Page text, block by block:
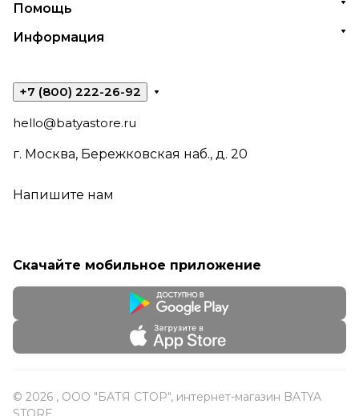
Помощь
Информация
+7 (800) 222-26-92
hello@batyastore.ru
г. Москва, Бережковская наб., д. 20
Напишите нам
Скачайте мобильное приложение
© 2026 , ООО "БАТЯ СТОР", интернет-магазин BATYA